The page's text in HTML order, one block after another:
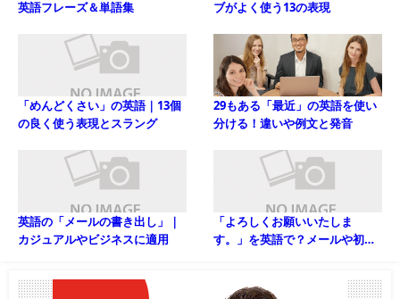
英語フレーズ＆単語集
ブがよく使う13の表現
「めんどくさい」の英語｜13個
の良く使う表現とスラング
29もある「最近」の英語を使い
分ける！違いや例文と発音
英語の「メールの書き出し」｜
カジュアルやビジネスに適用
「よろしくお願いいたしま
す。」を英語で？メールや初対